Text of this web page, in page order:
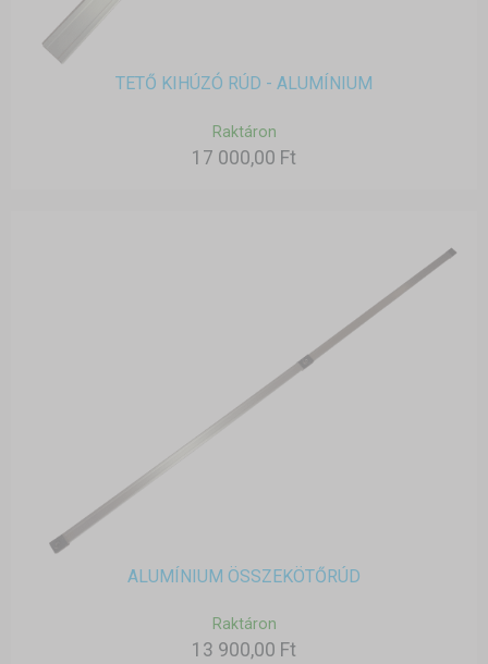
TETŐ KIHÚZÓ RÚD - ALUMÍNIUM
Raktáron
17 000,00 Ft
ALUMÍNIUM ÖSSZEKÖTŐRÚD
Raktáron
13 900,00 Ft